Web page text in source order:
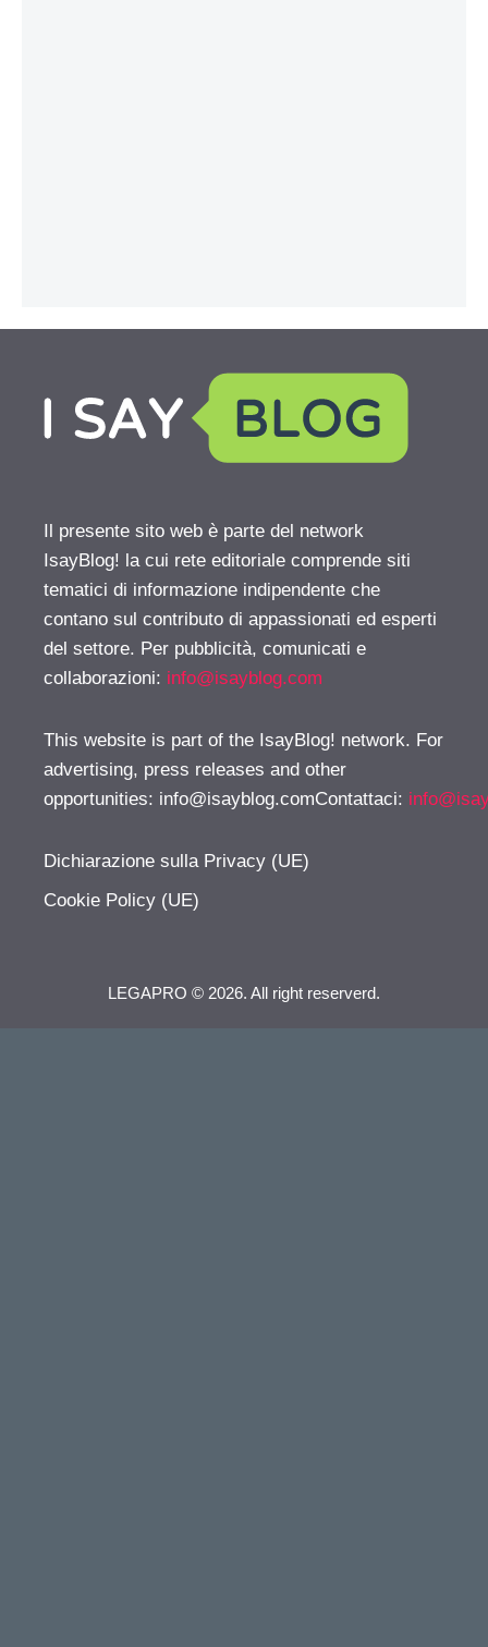
Il presente sito web è parte del network
IsayBlog! la cui rete editoriale comprende siti
tematici di informazione indipendente che
contano sul contributo di appassionati ed esperti
del settore. Per pubblicità, comunicati e
collaborazioni: info@isayblog.com
This website is part of the IsayBlog! network. For
advertising, press releases and other
opportunities: info@isayblog.comContattaci:
Dichiarazione sulla Privacy (UE)
Cookie Policy (UE)
LEGAPRO © 2026. All right reserverd.